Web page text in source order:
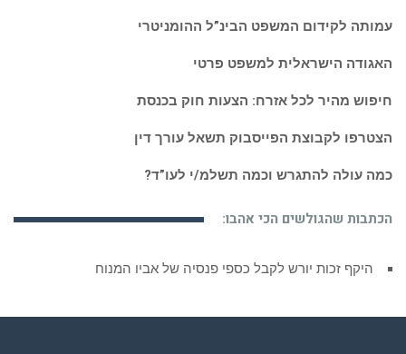
עמותה לקידום המשפט הבינ”ל ההומניטרי
האגודה הישראלית למשפט פרטי
חיפוש מהיר לכל אזרח: הצעות חוק בכנסת
הצטרפו לקבוצת הפייסבוק תשאל עורך דין
כמה עולה להתגרש וכמה תשלמ/י לעו”ד?
הכתבות שהגולשים הכי אהבו:
היקף זכות יורש לקבל כספי פנסיה של אביו המנוח